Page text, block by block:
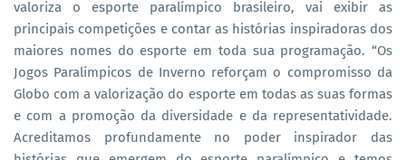
valoriza o esporte paralímpico brasileiro, vai exibir as
principais competições e contar as histórias inspiradoras dos
maiores nomes do esporte em toda sua programação. “Os
Jogos Paralímpicos de Inverno reforçam o compromisso da
Globo com a valorização do esporte em todas as suas formas
e com a promoção da diversidade e da representatividade.
Acreditamos profundamente no poder inspirador das